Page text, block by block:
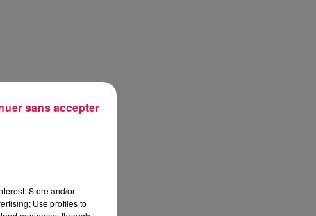
Store and/or
Use profiles to
sans accepter